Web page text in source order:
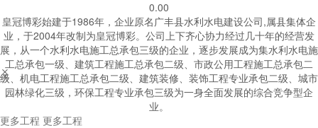
0.00
皇冠博彩始建于1986年，企业原名广丰县水利水电建设公司,属县集体企
业，于2004年改制为皇冠博彩。公司上下齐心协力经过几十年的经营发
展，从一个水利水电施工总承包三级的企业，逐步发展成为集水利水电施
工总承包一级、建筑工程施工总承包二级、市政公用工程施工总承包二
级、机电工程施工总承包二级、建筑装修、装饰工程专业承包二级、城市
园林绿化三级，环保工程专业承包三级为一身全面发展的综合竞争型企
业。


更多工程 更多工程